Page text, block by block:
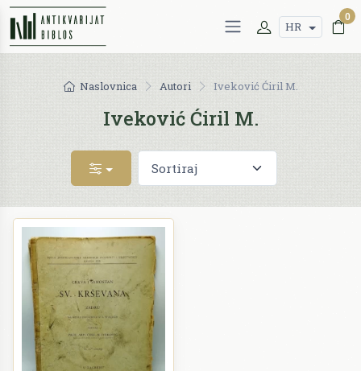
HR
0
Naslovnica Autori Iveković Ćiril M.
Iveković Ćiril M.